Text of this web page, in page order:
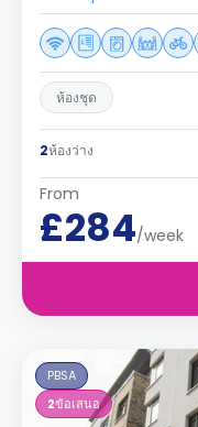
ห้องชุด
2ห้องว่าง
From
£284/week
PBSA
2ข้อเสนอ